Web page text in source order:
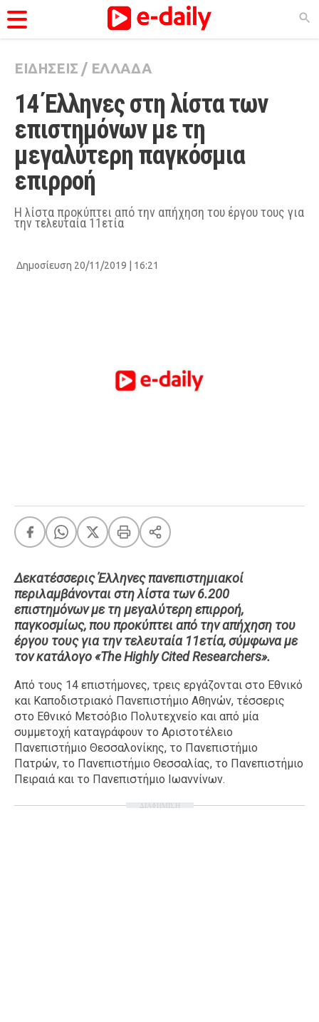
ΚΑΤΗΓΟΡΊΕΣ
Ειδήσεις
Θέματα
Videos
Podcasts
Viral
Life
City Guide
A-List LGBTQI+
Xmas
LIFE
Food
Body+Mind
Ταξίδια
Style
Σπίτι
Family
Σχέσεις
AGENDA
Agenda
Επιλογές
ΕΙΔΗΣΕΙΣ / ΕΛΛΑΔΑ
14 Έλληνες στη λίστα των
επιστημόνων με τη
μεγαλύτερη παγκόσμια
επιρροή
Η λίστα προκύπτει από την απήχηση του έργου τους για
την τελευταία 11ετία
Δημοσίευση 20/11/2019 | 16:21
Δεκατέσσερις Έλληνες πανεπιστημιακοί
περιλαμβάνονται στη λίστα των 6.200
επιστημόνων με τη μεγαλύτερη επιρροή,
παγκοσμίως, που προκύπτει από την απήχηση του
έργου τους για την τελευταία 11ετία, σύμφωνα με
τον κατάλογο «The Highly Cited Researchers».
Από τους 14 επιστήμονες, τρεις εργάζονται στο Εθνικό
και Καποδιστριακό Πανεπιστήμιο Αθηνών, τέσσερις
στο Εθνικό Μετσόβιο Πολυτεχνείο και από μία
συμμετοχή καταγράφουν το Αριστοτέλειο
Πανεπιστήμιο Θεσσαλονίκης, το Πανεπιστήμιο
Πατρών, το Πανεπιστήμιο Θεσσαλίας, το Πανεπιστήμιο
Πειραιά και το Πανεπιστήμιο Ιωαννίνων.
ΔΙΑΦΗΜΙΣΗ